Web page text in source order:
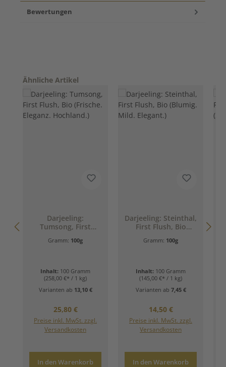
Bewertungen
Produktgalerie überspringen
Ähnliche Artikel
Darjeeling:
Tumsong, First
Eleganz. Hochland.)
Gramm: 100g
Inhalt: 100 Gramm
(258,00 €* / 1 kg)
Varianten ab 13,10 €
Regulärer Preis:
25,80 €
Preise inkl. MwSt. zzgl.
Versandkosten
In den Warenkorb
Darjeeling: Steinthal,
First Flush, Bio
Elegant.)
Gramm: 100g
Inhalt: 100 Gramm
(145,00 €* / 1 kg)
Varianten ab 7,45 €
Regulärer Preis:
14,50 €
Preise inkl. MwSt. zzgl.
Versandkosten
In den Warenkorb